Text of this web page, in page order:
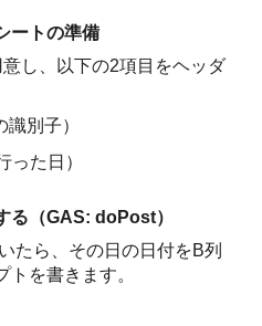
ートの準備
し、以下の2項目をヘッダ
識別子）
った日）
る（GAS: doPost）
たら、その日の日付をB列
トを書きます。